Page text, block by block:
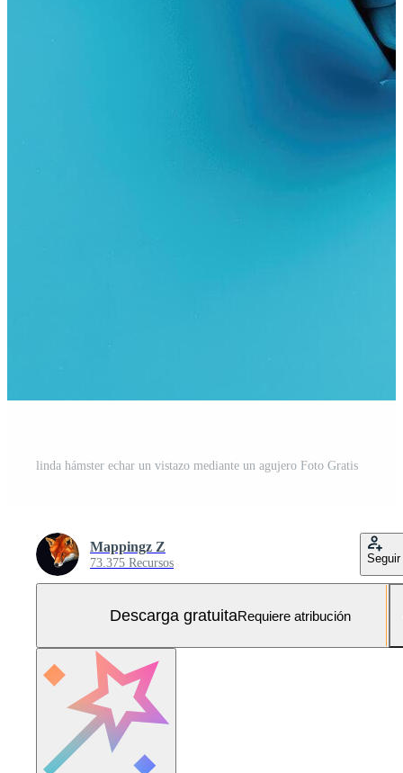
linda hámster echar un vistazo mediante un agujero Foto Gratis
Mappingz Z
73.375 Recursos Seguir
Descarga gratuitaRequiere atribución